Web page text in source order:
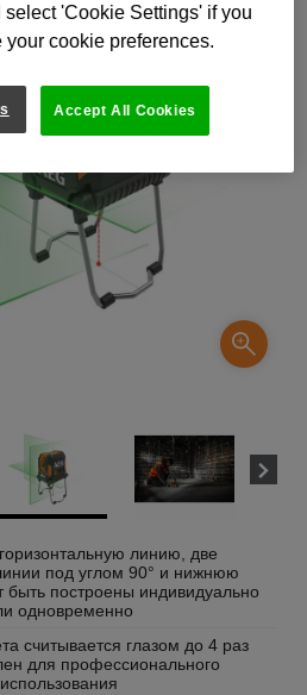
линию, две
под углом 90° и нижнюю
быть построены индивидуально
одновременно
считывается глазом до 4 раз
для профессионального
использования
'Cookie Settings' if you
cookie preferences.
Accept All Cookies